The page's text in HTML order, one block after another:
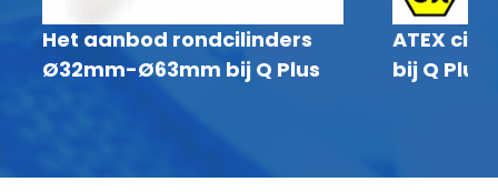
Het aanbod rondcilinders
Ø32mm-Ø63mm bij Q Plus
ATEX
bij Q Plus